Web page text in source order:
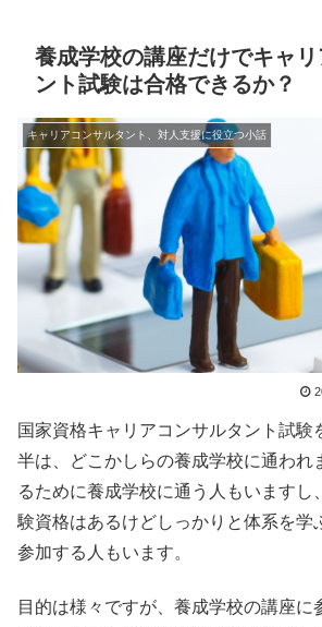
養成学校の講座だけでキャ
ント試験は合格できるか？
キャリアコンサルタント、対人支援に役立つ小話
国家資格キャリアコンサルタント試験
半は、どこかしらの養成学校に通われ
るために養成学校に通う人もいますし
験資格はあるけどしっかりと体系を学
参加する人もいます。
目的は様々ですが、養成学校の講座に